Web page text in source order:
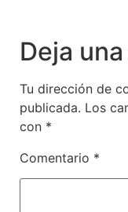
Deja
Tu dirección de
publicada. Los
con *
Comentario *